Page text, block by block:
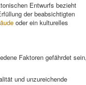
Entwurfs bezieht
der beabsichtigten
oder ein kulturelles
Faktoren gefährdet
und unzureichende